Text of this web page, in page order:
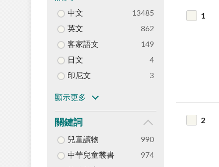
中文
13485
英文
862
客家語文
149
日文
4
印尼文
3
顯示更多
關鍵詞
兒童讀物
990
中華兒童叢書
974
1
2